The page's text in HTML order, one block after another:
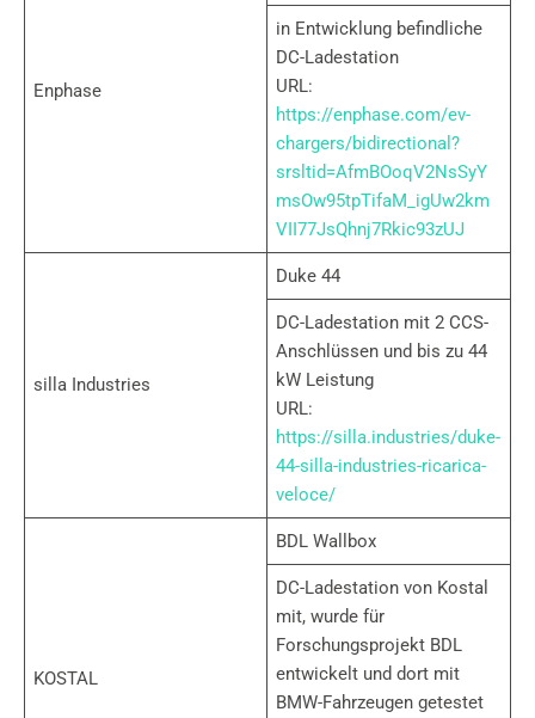
Enphase
in Entwicklung befindliche
DC-Ladestation
URL:
https://enphase.com/ev-
chargers/bidirectional?
srsltid=AfmBOoqV2NsSyY
msOw95tpTifaM_igUw2km
VII77JsQhnj7Rkic93zUJ
silla Industries
Duke 44
DC-Ladestation mit 2 CCS-
Anschlüssen und bis zu 44
kW Leistung
URL:
https://silla.industries/duke-
44-silla-industries-ricarica-
veloce/
KOSTAL
BDL Wallbox
DC-Ladestation von Kostal
mit, wurde für
Forschungsprojekt BDL
entwickelt und dort mit
BMW-Fahrzeugen getestet